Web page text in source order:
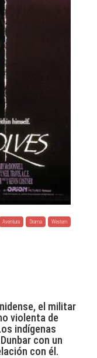
Aventura Drama Western
el militar
violenta de
indígenas
con un
con él.